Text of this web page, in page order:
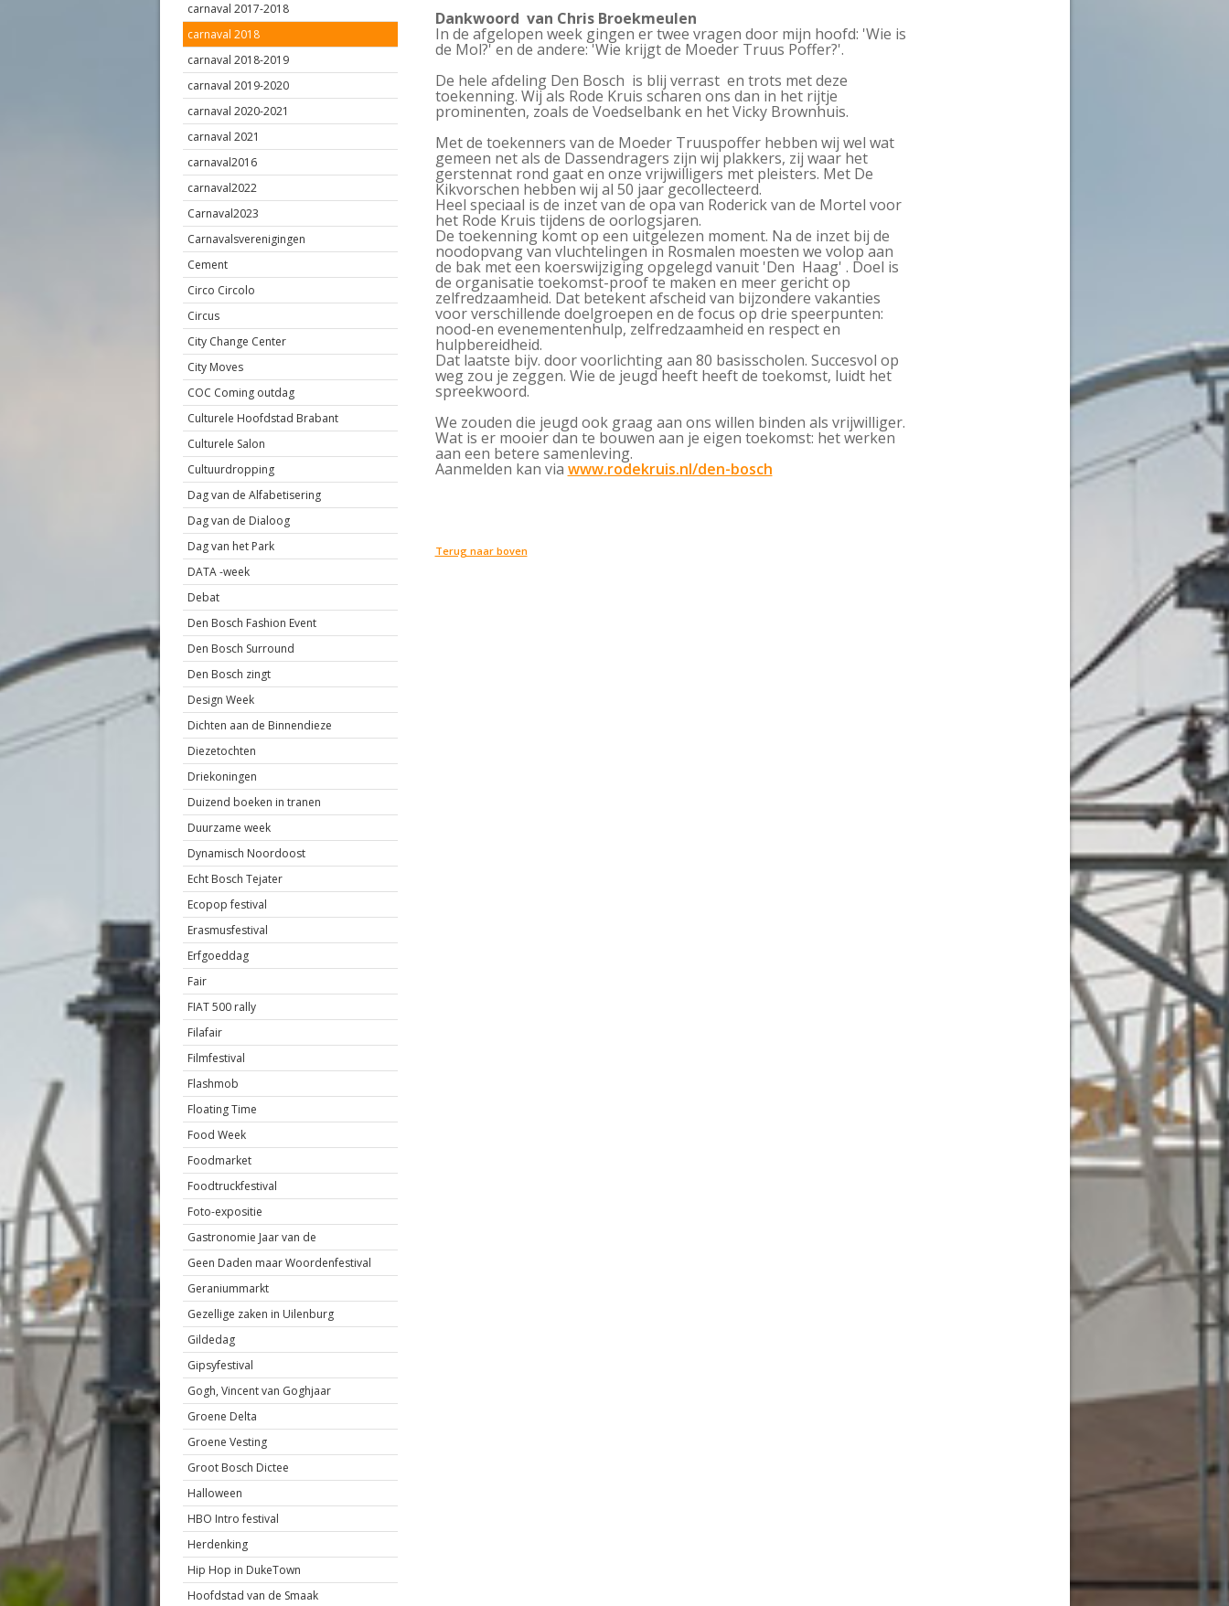
carnaval 2017-2018
carnaval 2018
carnaval 2018-2019
carnaval 2019-2020
carnaval 2020-2021
carnaval 2021
carnaval2016
carnaval2022
Carnaval2023
Carnavalsverenigingen
Cement
Circo Circolo
Circus
City Change Center
City Moves
COC Coming outdag
Culturele Hoofdstad Brabant
Culturele Salon
Cultuurdropping
Dag van de Alfabetisering
Dag van de Dialoog
Dag van het Park
DATA -week
Debat
Den Bosch Fashion Event
Den Bosch Surround
Den Bosch zingt
Design Week
Dichten aan de Binnendieze
Diezetochten
Driekoningen
Duizend boeken in tranen
Duurzame week
Dynamisch Noordoost
Echt Bosch Tejater
Ecopop festival
Erasmusfestival
Erfgoeddag
Fair
FIAT 500 rally
Filafair
Filmfestival
Flashmob
Floating Time
Food Week
Foodmarket
Foodtruckfestival
Foto-expositie
Gastronomie Jaar van de
Geen Daden maar Woordenfestival
Geraniummarkt
Gezellige zaken in Uilenburg
Gildedag
Gipsyfestival
Gogh, Vincent van Goghjaar
Groene Delta
Groene Vesting
Groot Bosch Dictee
Halloween
HBO Intro festival
Herdenking
Hip Hop in DukeTown
Hoofdstad van de Smaak
Dankwoord van Chris Broekmeulen
In de afgelopen week gingen er twee vragen door mijn hoofd: 'Wie is
de Mol?' en de andere: 'Wie krijgt de Moeder Truus Poffer?'.
De hele afdeling Den Bosch is blij verrast en trots met deze
toekenning. Wij als Rode Kruis scharen ons dan in het rijtje
prominenten, zoals de Voedselbank en het Vicky Brownhuis.
Met de toekenners van de Moeder Truuspoffer hebben wij wel wat
gemeen net als de Dassendragers zijn wij plakkers, zij waar het
gerstennat rond gaat en onze vrijwilligers met pleisters. Met De
Kikvorschen hebben wij al 50 jaar gecollecteerd.
Heel speciaal is de inzet van de opa van Roderick van de Mortel voor
het Rode Kruis tijdens de oorlogsjaren.
De toekenning komt op een uitgelezen moment. Na de inzet bij de
noodopvang van vluchtelingen in Rosmalen moesten we volop aan
de bak met een koerswijziging opgelegd vanuit 'Den Haag' . Doel is
de organisatie toekomst-proof te maken en meer gericht op
zelfredzaamheid. Dat betekent afscheid van bijzondere vakanties
voor verschillende doelgroepen en de focus op drie speerpunten:
nood-en evenementenhulp, zelfredzaamheid en respect en
hulpbereidheid.
Dat laatste bijv. door voorlichting aan 80 basisscholen. Succesvol op
weg zou je zeggen. Wie de jeugd heeft heeft de toekomst, luidt het
spreekwoord.
We zouden die jeugd ook graag aan ons willen binden als vrijwilliger.
Wat is er mooier dan te bouwen aan je eigen toekomst: het werken
aan een betere samenleving.
Aanmelden kan via www.rodekruis.nl/den-bosch
Terug naar boven